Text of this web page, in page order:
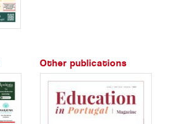
Other publications